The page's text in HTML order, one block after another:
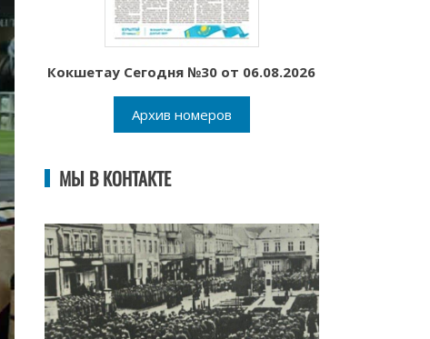
Кокшетау Сегодня №30 от 06.08.2026
Архив номеров
МЫ В КОНТАКТЕ